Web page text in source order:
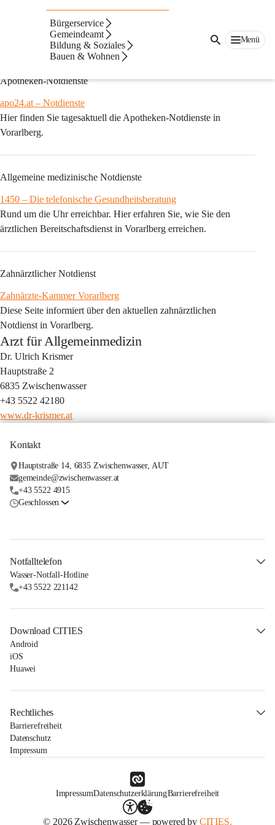
Bürgerservice
Gemeindeamt
Bildung & Soziales
Bauen & Wohnen
Menü
Ärzte & Notdienste
Ärztebereitschaftsdienst
Apotheken-Notdienste
apo24.at – Notdienste
Hier finden Sie tagesaktuell die Apotheken-Notdienste in
Vorarlberg.
Allgemeine medizinische Notdienste
1450 – Die telefonische Gesundheitsberatung
Rund um die Uhr erreichbar. Hier erfahren Sie, wie Sie den
ärztlichen Bereitschaftsdienst in Vorarlberg erreichen.
Zahnärztlicher Notdienst
Zahnärzte-Kammer Vorarlberg
Diese Seite informiert über den aktuellen zahnärztlichen
Notdienst in Vorarlberg.
Arzt für Allgemeinmedizin
Dr. Ulrich Krismer
Hauptstraße 2
6835 Zwischenwasser
+43 5522 42180
www.dr-krismer.at
Kontakt
Hauptstraße 14, 6835 Zwischenwasser, AUT
gemeinde@zwischenwasser.at
+43 5522 4915
Geschlossen
Notfalltelefon
Wasser-Notfall-Hotline
+43 5522 221142
Download CITIES
Android
iOS
Huawei
Rechtliches
Barrierefreiheit
Datenschutz
Impressum
ImpressumDatenschutzerklärungBarrierefreiheit
© 2026 Zwischenwasser — powered by CITIES.